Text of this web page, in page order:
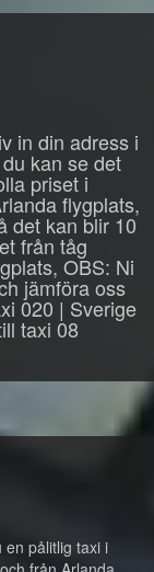
in din adress i
kan se det
priset i
flygplats,
det kan blir 10
från tåg
OBS: Ni
jämföra oss
020 | Sverige
taxi 08
en pålitlig taxi i